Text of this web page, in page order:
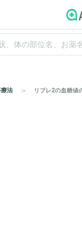
法 リブレ2の血糖値